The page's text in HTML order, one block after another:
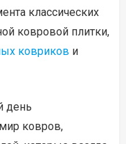
классических
ковровой плитки,
ковриков и
день
ковров,